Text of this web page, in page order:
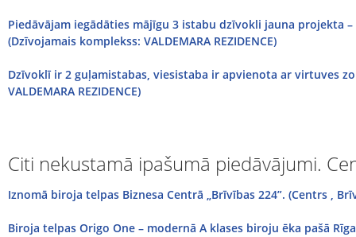
Piedāvājam iegādāties mājīgu 3 istabu dzīvokli jauna projekta –
(Dzīvojamais komplekss: VALDEMARA REZIDENCE)
Dzīvoklī ir 2 guļamistabas, viesistaba ir apvienota ar virtuves
VALDEMARA REZIDENCE)
Citi nekustamā ipašumā piedāvājumi.
Iznomā biroja telpas Biznesa Centrā „Brīvības 224”. (Centrs ,
Biroja telpas Origo One – modernā A klases biroju ēka pašā